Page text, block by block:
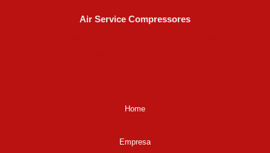
Air Service Compressores
Home
Empresa